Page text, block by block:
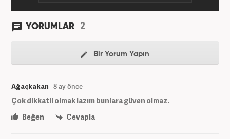
YORUMLAR 2
Bir Yorum Yapın
Ağaçkakan 8 ay önce
Çok dikkatli olmak lazım bunlara güven olmaz.
Beğen
Cevapla